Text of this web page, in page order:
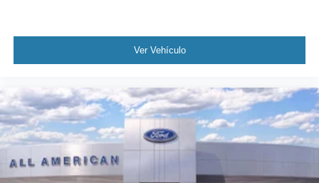
Ver Vehículo